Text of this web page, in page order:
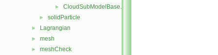
► CloudSubModelBase.H
► solidParticle
► Lagrangian
► mesh
► meshCheck